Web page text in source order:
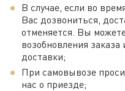
В случае, если во
Вас дозвониться,
отменяется. Вы
возобновления
доставки;
При самовывозе
нас о приезде;